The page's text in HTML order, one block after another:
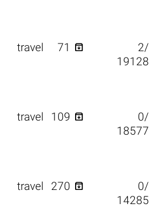
travel 71 
2/
19128
travel 109 
0/
18577
travel 270 
0/
14285